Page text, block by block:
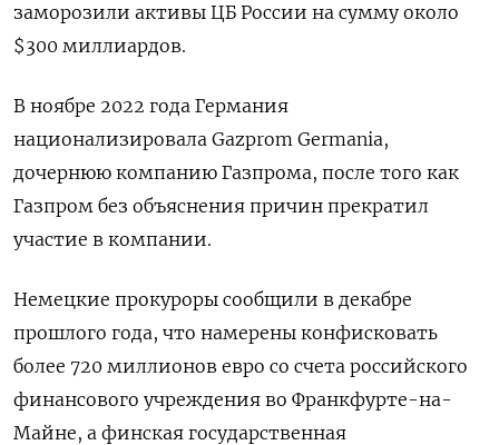
заморозили активы ЦБ России на сумму около
$300 миллиардов.
В ноябре 2022 года Германия
национализировала Gazprom Germania,
дочернюю компанию Газпрома, после того как
Газпром без объяснения причин прекратил
участие в компании.
Немецкие прокуроры сообщили в декабре
прошлого года, что намерены конфисковать
более 720 миллионов евро со счета российского
финансового учреждения во Франкфурте-на-
Майне, а финская государственная